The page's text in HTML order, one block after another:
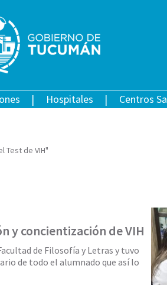
Hospitales Centros
Test de VIH"
y concientización de VIH
de Filosofía y Letras y tuvo
de todo el alumnado que así lo